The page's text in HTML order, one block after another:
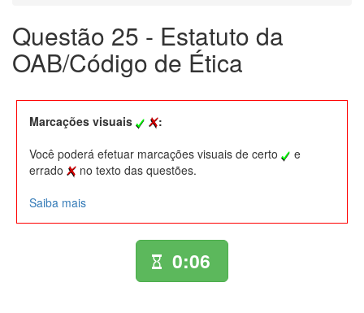
Questão 25 - Estatuto da
OAB/Código de Ética
Marcações visuais
:
Você poderá efetuar marcações visuais de certo
e
errado
no texto das questões.
Saiba mais
0:06